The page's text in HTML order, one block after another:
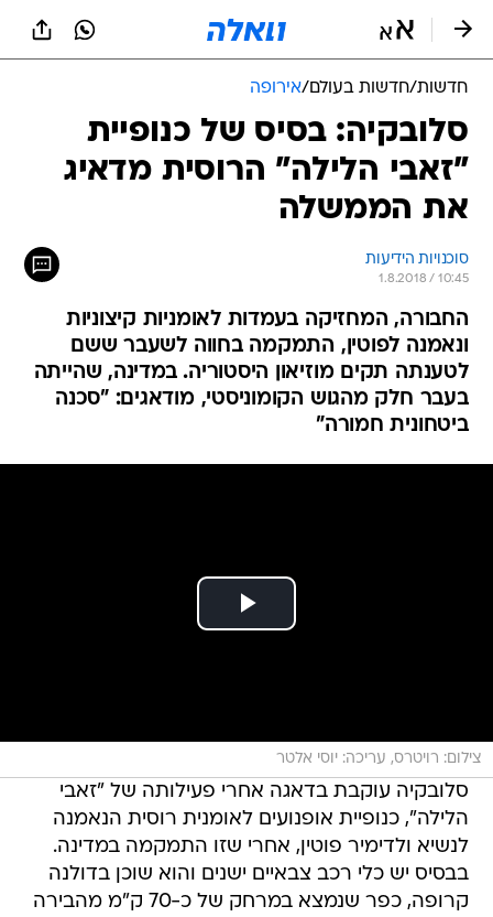
חדשות/חדשות בעולם/אירופה
סלובקיה: בסיס של כנופיית
"זאבי הלילה" הרוסית מדאיג
את הממשלה
סוכנויות הידיעות
1.8.2018 / 10:45
החבורה, המחזיקה בעמדות לאומניות קיצוניות
ונאמנה לפוטין, התמקמה בחווה לשעבר ששם
לטענתה תקים מוזיאון היסטוריה. במדינה, שהייתה
בעבר חלק מהגוש הקומוניסטי, מודאגים: "סכנה
ביטחונית חמורה"
צילום: רויטרס, עריכה: יוסי אלטר
סלובקיה עוקבת בדאגה אחרי פעילותה של "זאבי
הלילה", כנופיית אופנועים לאומנית רוסית הנאמנה
לנשיא ולדימיר פוטין, אחרי שזו התמקמה במדינה.
בבסיס יש כלי רכב צבאיים ישנים והוא שוכן בדולנה
קרופה, כפר שנמצא במרחק של כ-70 ק"מ מהבירה